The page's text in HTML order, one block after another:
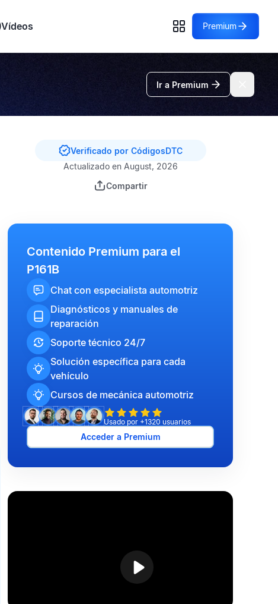
Vídeos Premium
Ir a Premium
Verificado por CódigosDTC
Actualizado en August, 2026
Compartir
Contenido Premium para el
P161B
Chat con especialista automotriz
Diagnósticos y manuales de
reparación
Soporte técnico 24/7
Solución específica para cada
vehículo
Cursos de mecánica automotriz
Usado por +1320 usuarios
Acceder a Premium